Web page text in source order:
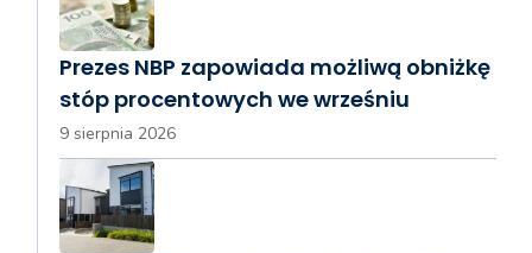
Prezes NBP zapowiada możliwą obniżkę
stóp procentowych we wrześniu
9 sierpnia 2026